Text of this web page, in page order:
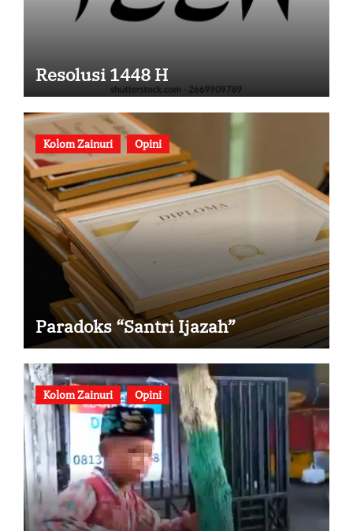
Resolusi 1448 H
Kolom Zainuri Opini
Paradoks “Santri Ijazah”
Kolom Zainuri Opini